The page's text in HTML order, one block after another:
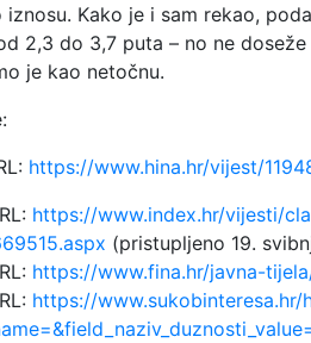
iznosu. Kako je i sam rekao,
2,3 do 3,7 puta – no ne
je kao netočnu.
https://www.hina.hr/vijest/
https://www.index.hr/vijesti/
(pristupljeno 19.
https://www.fina.hr/javna-
https://